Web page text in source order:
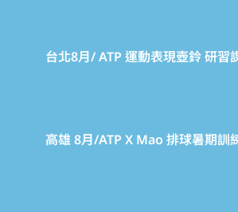
台北8月/ ATP 運動表現壺鈴 研習
高雄 8月/ATP X Mao 排球暑期訓